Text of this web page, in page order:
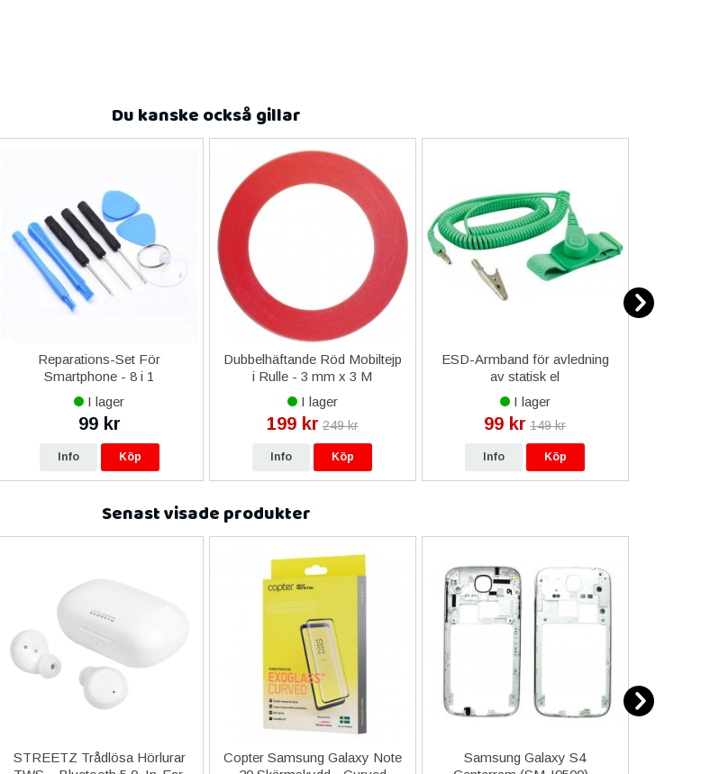
Du kanske också gillar
Reparations-Set För
Smartphone - 8 i 1
I lager
99 kr
Info Köp
Dubbelhäftande Röd Mobiltejp
i Rulle - 3 mm x 3 M
I lager
199 kr 249 kr
Info Köp
ESD-Armband för avledning
av statisk el
I lager
99 kr 149 kr
Info Köp
Senast visade produkter
STREETZ Trådlösa Hörlurar
Copter Samsung Galaxy Note
Samsung Galaxy S4